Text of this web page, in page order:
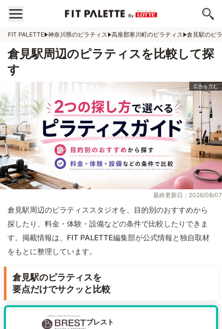
FIT PALETTE 神奈川県のピラティス 高座郡寒川町のピラティス 倉見駅のピ
倉見駅周辺のピラティスを比較して探
す
最終更新日：2026/08/07
倉見駅周辺のピラティススタジオを、目的別のおすすめから
探したり、料金・体験・設備などの条件で比較したりできま
す。掲載情報は、FIT PALETTE編集部が公式情報と独自取材
をもとに整理しています。
倉見駅のピラティスを
要点だけでサクッと比較
ブレスト